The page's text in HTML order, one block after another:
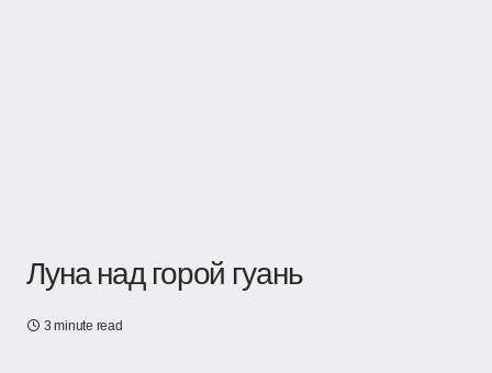
Луна над горой гуань
3 minute read